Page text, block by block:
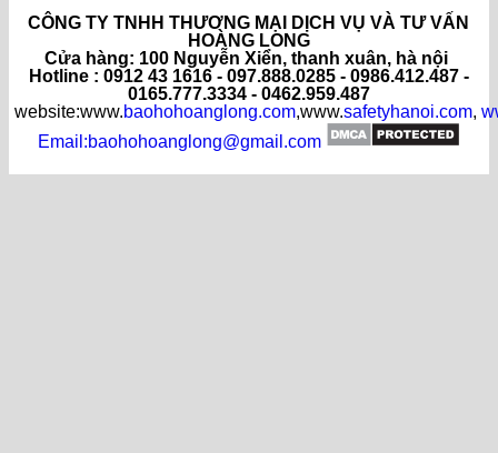
CÔNG TY TNHH THƯƠNG MẠI DỊCH VỤ VÀ TƯ VẤN
HOÀNG LONG
Cửa hàng: 100 Nguyễn Xiển, thanh xuân, hà nội
Hotline : 0912 43 1616 - 097.888.0285 - 0986.412.487 -
0165.777.3334 - 0462.959.487
website:www.baohohoanglong.com,www.safetyhanoi.com,
Email:baohohoanglong@gmail.com